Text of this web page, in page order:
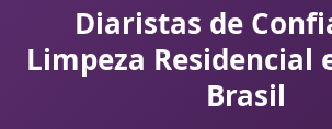
Diaristas de
Limpeza Residencial
Brasil